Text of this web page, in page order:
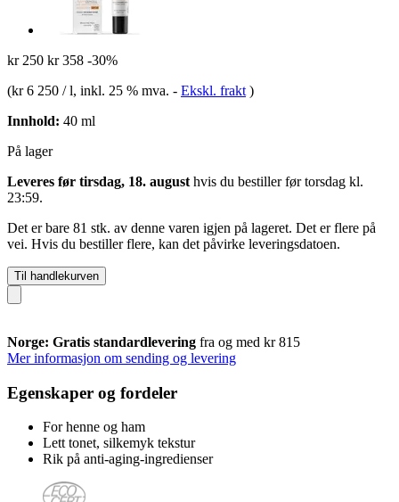
kr 250 kr 358 -30%
(kr 6 250 / l, inkl. 25 % mva. - Ekskl. frakt )
Innhold: 40 ml
På lager
Leveres før tirsdag, 18. august hvis du bestiller førtorsdag kl.
23:59.
Det er bare 81 stk. av denne varen igjen på lageret. Det er flere på
vei. Hvis du bestiller flere, kan det påvirke leveringsdatoen.
Til handlekurven
Norge: Gratis standardlevering fra og med kr 815
Mer informasjon om sending og levering
Egenskaper og fordeler
For henne og ham
Lett tonet, silkemyk tekstur
Rik på anti-aging-ingredienser